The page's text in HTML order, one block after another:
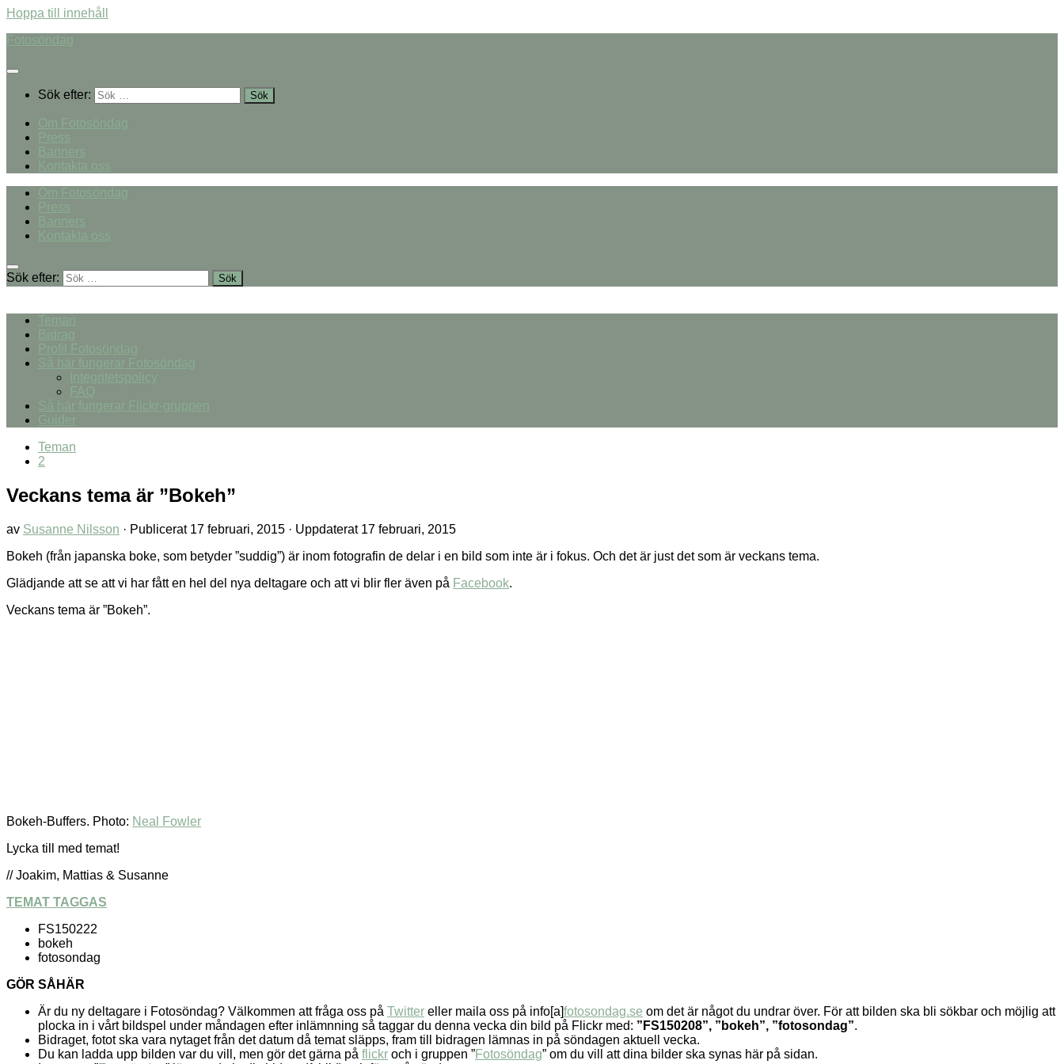
Hoppa till innehåll
Fotosöndag
Sök efter:
Om Fotosöndag
Press
Banners
Kontakta oss
Om Fotosöndag
Press
Banners
Kontakta oss
Sök efter:
Teman
Bidrag
Profil Fotosöndag
Så här fungerar Fotosöndag
Integritetspolicy
FAQ
Så här fungerar Flickr-gruppen
Guider
Teman
2
Veckans tema är ”Bokeh”
av Susanne Nilsson · Publicerat 17 februari, 2015 · Uppdaterat 17 februari, 2015
Bokeh (från japanska boke, som betyder ”suddig”) är inom fotografin de delar i en bild som inte är i fokus. Och det är just det som är veckans tema.
Glädjande att se att vi har fått en hel del nya deltagare och att vi blir fler även på Facebook.
Veckans tema är ”Bokeh”.
Bokeh-Buffers. Photo: Neal Fowler
Lycka till med temat!
// Joakim, Mattias & Susanne
TEMAT TAGGAS
FS150222
bokeh
fotosondag
GÖR SÅHÄR
Är du ny deltagare i Fotosöndag? Välkommen att fråga oss på Twitter eller maila oss på info[a]fotosondag.se om det är något du undrar över. För att bilden ska bli sökbar och möjlig att
plocka in i vårt bildspel under måndagen efter inlämnning så taggar du denna vecka din bild på Flickr med: ”FS150208”, ”bokeh”, ”fotosondag”.
Bidraget, fotot ska vara nytaget från det datum då temat släpps, fram till bidragen lämnas in på söndagen aktuell vecka.
Du kan ladda upp bilden var du vill, men gör det gärna på flickr och i gruppen ”Fotosöndag” om du vill att dina bilder ska synas här på sidan.